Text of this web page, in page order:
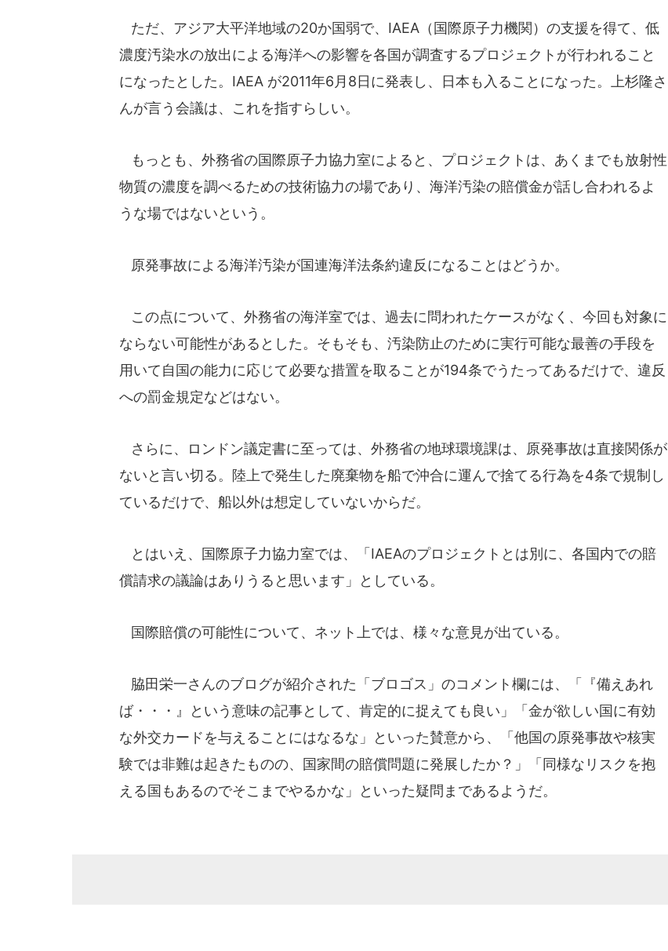
ただ、アジア大平洋地域の20か国弱で、IAEA（国際原子力機関）の支援を得て、低
濃度汚染水の放出による海洋への影響を各国が調査するプロジェクトが行われること
になったとした。IAEA が2011年6月8日に発表し、日本も入ることになった。上杉隆さ
んが言う会議は、これを指すらしい。
もっとも、外務省の国際原子力協力室によると、プロジェクトは、あくまでも放射性
物質の濃度を調べるための技術協力の場であり、海洋汚染の賠償金が話し合われるよ
うな場ではないという。
原発事故による海洋汚染が国連海洋法条約違反になることはどうか。
この点について、外務省の海洋室では、過去に問われたケースがなく、今回も対象に
ならない可能性があるとした。そもそも、汚染防止のために実行可能な最善の手段を
用いて自国の能力に応じて必要な措置を取ることが194条でうたってあるだけで、違反
への罰金規定などはない。
さらに、ロンドン議定書に至っては、外務省の地球環境課は、原発事故は直接関係が
ないと言い切る。陸上で発生した廃棄物を船で沖合に運んで捨てる行為を4条で規制し
ているだけで、船以外は想定していないからだ。
とはいえ、国際原子力協力室では、「IAEAのプロジェクトとは別に、各国内での賠
償請求の議論はありうると思います」としている。
国際賠償の可能性について、ネット上では、様々な意見が出ている。
脇田栄一さんのブログが紹介された「ブロゴス」のコメント欄には、「『備えあれ
ば・・・』という意味の記事として、肯定的に捉えても良い」「金が欲しい国に有効
な外交カードを与えることにはなるな」といった賛意から、「他国の原発事故や核実
験では非難は起きたものの、国家間の賠償問題に発展したか？」「同様なリスクを抱
える国もあるのでそこまでやるかな」といった疑問まであるようだ。